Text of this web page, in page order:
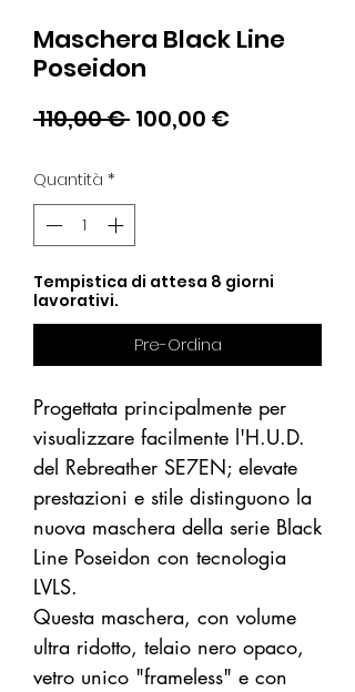
Maschera Black Line
Poseidon
110,00 € Prezzo
100,00 €Prezzo
Quantità *
Tempistica di attesa 8 giorni
lavorativi.
Pre-Ordina
Progettata principalmente per
visualizzare facilmente l'H.U.D.
del Rebreather SE7EN; elevate
prestazioni e stile distinguono la
nuova maschera della serie Black
Line Poseidon con tecnologia
LVLS.
Questa maschera, con volume
ultra ridotto, telaio nero opaco,
vetro unico "frameless" e con